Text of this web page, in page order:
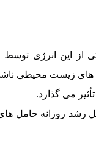
این انرژی توسط
های زیست محیطی
می گذارد.
روزانه حامل های